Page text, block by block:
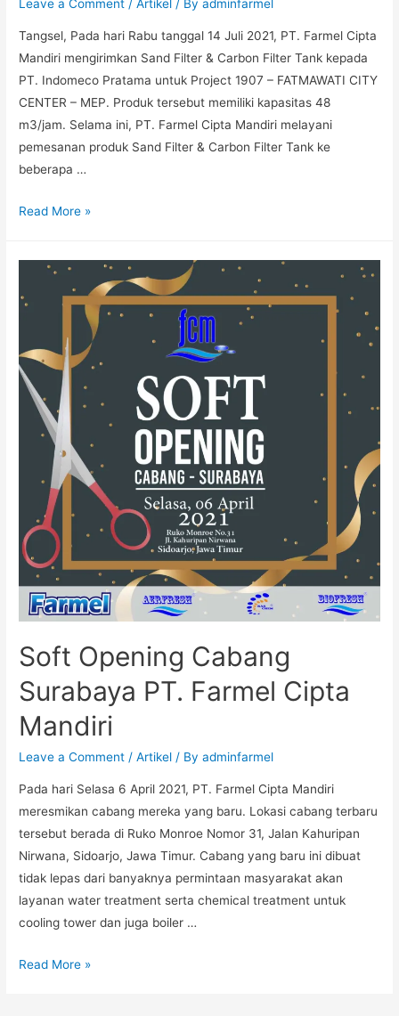
Leave a Comment /Artikel / Byadminfarmel
Tangsel, Pada hari Rabu tanggal 14 Juli 2021, PT. Farmel Cipta
Mandiri mengirimkan Sand Filter & Carbon Filter Tank kepada
PT. Indomeco Pratama untuk Project 1907 – FATMAWATI CITY
CENTER – MEP. Produk tersebut memiliki kapasitas 48
m3/jam. Selama ini, PT. Farmel Cipta Mandiri melayani
pemesanan produk Sand Filter & Carbon Filter Tank ke
beberapa …
Read More »
Soft Opening Cabang
Surabaya PT. Farmel Cipta
Mandiri
Leave a Comment /Artikel / Byadminfarmel
Pada hari Selasa 6 April 2021, PT. Farmel Cipta Mandiri
meresmikan cabang mereka yang baru. Lokasi cabang terbaru
tersebut berada di Ruko Monroe Nomor 31, Jalan Kahuripan
Nirwana, Sidoarjo, Jawa Timur. Cabang yang baru ini dibuat
tidak lepas dari banyaknya permintaan masyarakat akan
layanan water treatment serta chemical treatment untuk
cooling tower dan juga boiler …
Read More »